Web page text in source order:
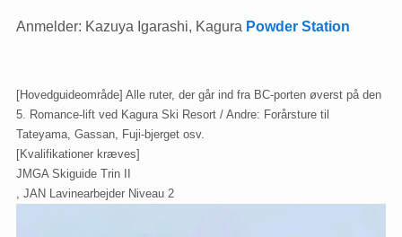
Anmelder: Kazuya Igarashi, Kagura Powder Station
[Hovedguideområde] Alle ruter, der går ind fra BC-porten øverst på den
5. Romance-lift ved Kagura Ski Resort / Andre: Forårsture til
Tateyama, Gassan, Fuji-bjerget osv.
[Kvalifikationer kræves]
JMGA Skiguide Trin II
, JAN Lavinearbejder Niveau 2